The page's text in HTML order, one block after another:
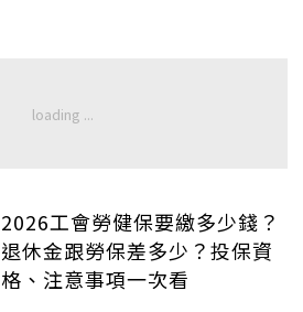
2026工會勞健保要繳多少錢？
退休金跟勞保差多少？投保資
格、注意事項一次看